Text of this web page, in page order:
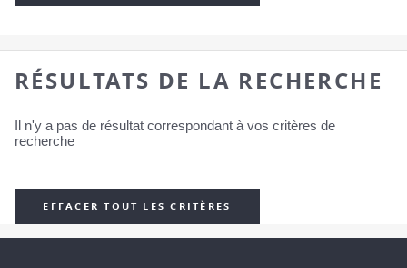
RÉSULTATS DE LA RECHERCHE
Il n'y a pas de résultat correspondant à vos critères de
recherche
EFFACER TOUT LES CRITÈRES